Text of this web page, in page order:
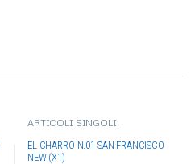
ARTICOLI SINGOLI,
CHARRO,OCCHIALI DA SOLE
EL CHARRO N.01 SAN FRANCISCO
NEW (X1)